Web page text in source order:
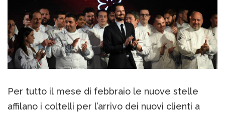
Per tutto il mese di febbraio le nuove stelle
affilano i coltelli per l’arrivo dei nuovi clienti a